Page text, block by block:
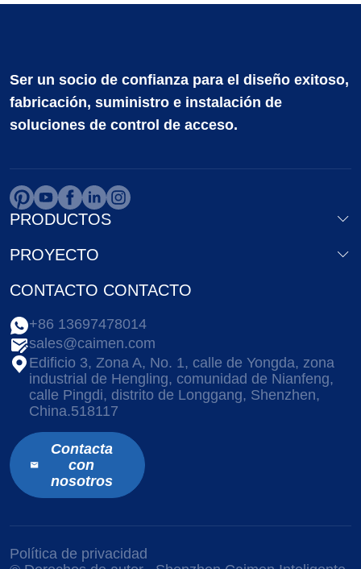
Ser un socio de confianza para el diseño exitoso,
fabricación, suministro e instalación de
soluciones de control de acceso.
PRODUCTOS
PROYECTO
CONTACTO CONTACTO
+86 13697478014
sales@caimen.com
Edificio 3, Zona A, No. 1, calle de Yongda, zona
industrial de Hengling, comunidad de Nianfeng,
calle Pingdi, distrito de Longgang, Shenzhen,
China.518117
Contacta
con
nosotros
Política de privacidad